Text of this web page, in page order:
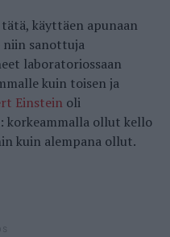
käyttäen apunaan
niin sanottuja
laboratoriossaan
kuin toisen ja
Einstein oli
korkeammalla ollut kello
kuin alempana ollut.